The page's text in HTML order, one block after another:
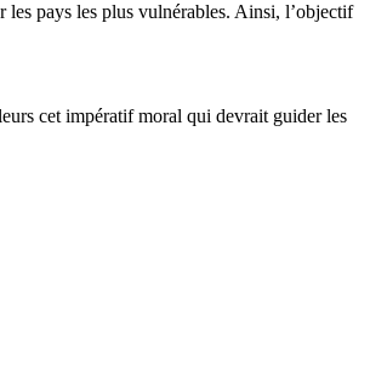
les pays les plus vulnérables. Ainsi, l’objectif
cet impératif moral qui devrait guider les